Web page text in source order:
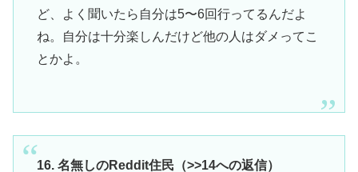
ど、よく聞いたら自分は5〜6回行ってるんだよ
ね。自分は十分楽しんだけど他の人はダメってこ
とかよ。
16. 名無しのReddit住民（>>14への返信）